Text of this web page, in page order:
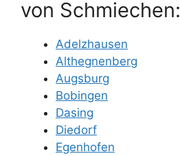
von Schmiechen:
Adelzhausen
Althegnenberg
Augsburg
Bobingen
Dasing
Diedorf
Egenhofen